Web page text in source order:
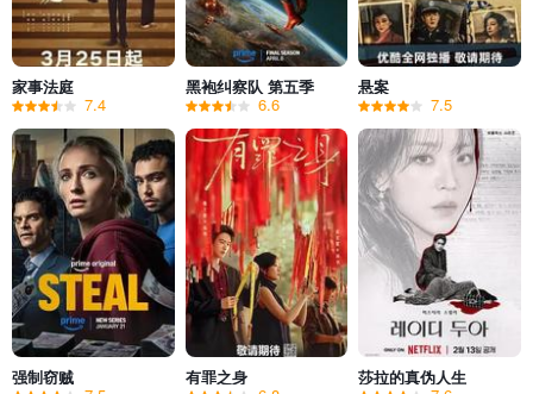
家事法庭
7.4
黑袍纠察队 第五季
6.6
悬案
7.5
强制窃贼 有罪之身 莎拉的真伪人生